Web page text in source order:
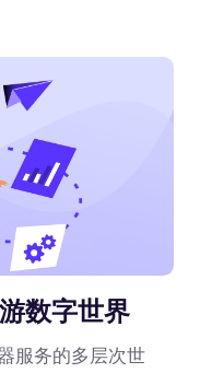
数字世界
服务的多层次世